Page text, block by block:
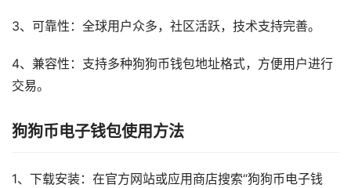
3、可靠性：全球用户众多，社区活跃，技术支持完善。
4、兼容性：支持多种狗狗币钱包地址格式，方便用户进行
交易。
狗狗币电子钱包使用方法
1、下载安装：在官方网站或应用商店搜索“狗狗币电子钱